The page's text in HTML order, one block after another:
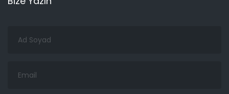
Soyad